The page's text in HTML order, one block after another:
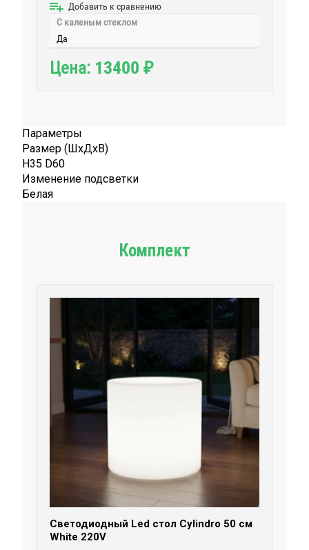
Добавить к сравнению
С каленым стеклом
Да
Цена: 13400 ₽
Параметры
Размер (ШxДxВ)
H35 D60
Изменение подсветки
Белая
Комплект
Светодиодный Led стол Cylindro 50 см
White 220V